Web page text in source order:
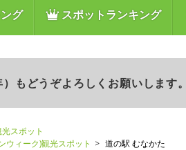
グ スポットランキング
もどうぞよろしくお願いします。
スポット
ウィーク)観光スポット 道の駅 むなかた